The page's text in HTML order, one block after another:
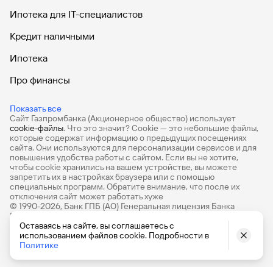
Ипотека для IT-специалистов
Кредит наличными
Ипотека
Про финансы
Показать все
Ипотечный калькулятор
Кредитный калькулятор
Сайт Газпромбанка (Акционерное общество) использует
cookie-файлы. Что это значит? Сookie — это небольшие файлы,
которые содержат информацию о предыдущих посещениях
сайта. Они используются для персонализации сервисов и для
повышения удобства работы с сайтом. Если вы не хотите,
чтобы сookie хранились на вашем устройстве, вы можете
запретить их в настройках браузера или с помощью
специальных программ. Обратите внимание, что после их
отключения сайт может работать хуже
© 1990-2026, Банк ГПБ (АО) Генеральная лицензия Банка
России № 354
Оставаясь на сайте, вы соглашаетесь с
использованием файлов cookie. Подробности в
Политике